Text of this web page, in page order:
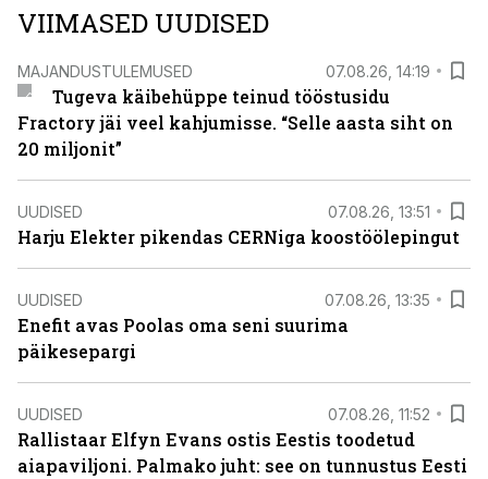
VIIMASED UUDISED
MAJANDUSTULEMUSED 07.08.26, 14:19
Tugeva käibehüppe teinud tööstusidu
Fractory jäi veel kahjumisse. “Selle aasta siht on
20 miljonit”
UUDISED 07.08.26, 13:51
Harju Elekter pikendas CERNiga koostöölepingut
UUDISED 07.08.26, 13:35
Enefit avas Poolas oma seni suurima
päikesepargi
UUDISED 07.08.26, 11:52
Rallistaar Elfyn Evans ostis Eestis toodetud
aiapaviljoni. Palmako juht: see on tunnustus Eesti